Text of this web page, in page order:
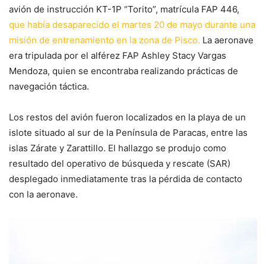
avión de instrucción KT-1P “Torito”, matrícula FAP 446,
que había desaparecido el martes 20 de mayo durante una
misión de entrenamiento en la zona de Pisco. La aeronave
era tripulada por el alférez FAP Ashley Stacy Vargas
Mendoza, quien se encontraba realizando prácticas de
navegación táctica.
Los restos del avión fueron localizados en la playa de un
islote situado al sur de la Península de Paracas, entre las
islas Zárate y Zarattillo. El hallazgo se produjo como
resultado del operativo de búsqueda y rescate (SAR)
desplegado inmediatamente tras la pérdida de contacto
con la aeronave.